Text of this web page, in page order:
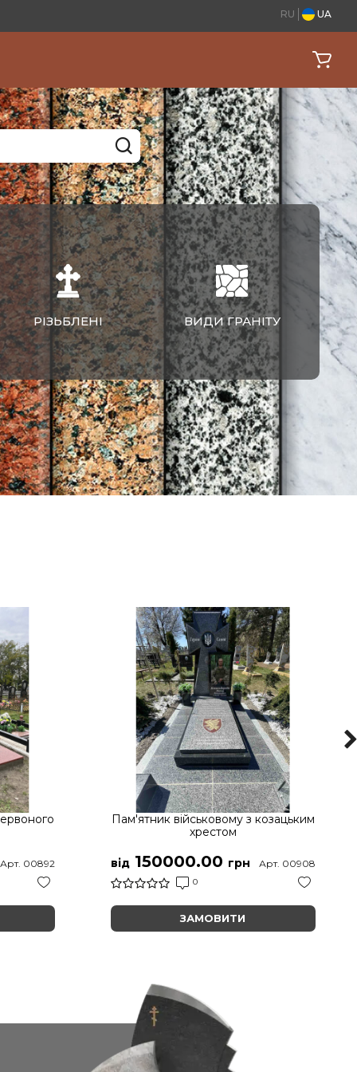
RU UA
РІЗЬБЛЕНІ ВИДИ ГРАНІТУ
Арт. 00892
Пам'ятник військовому з козацьким
хрестом
від150000.00 грн
0
Арт. 00908
ЗАМОВИТИ